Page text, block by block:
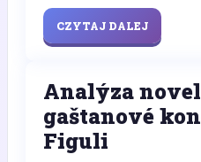
CZYTAJ DALEJ
Analýza
gaštanové
Figuli